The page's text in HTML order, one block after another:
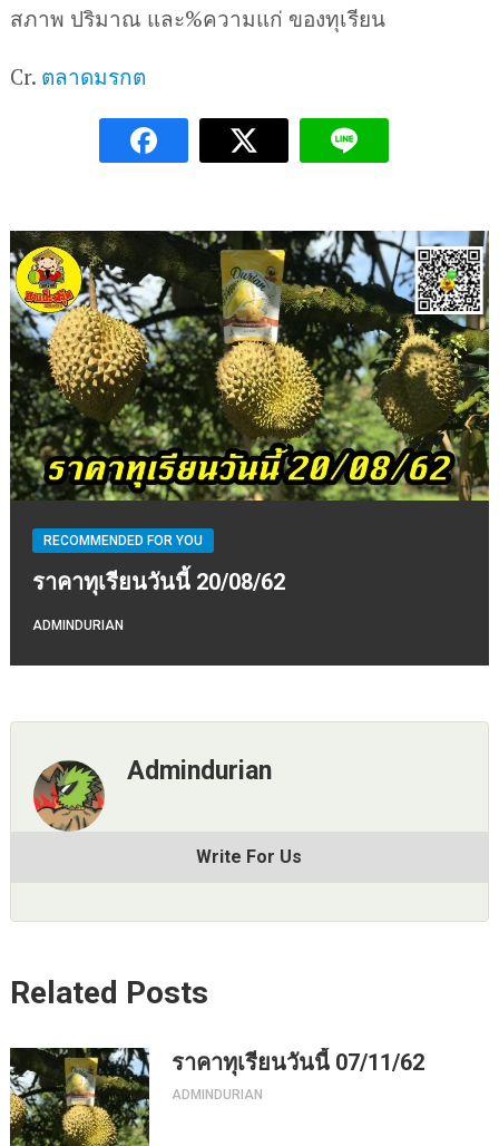
สภาพ ปริมาณ และ%ความแก่ ของทุเรียน
Cr. ตลาดมรกต
RECOMMENDED FOR YOU
ราคาทุเรียนวันนี้ 20/08/62
ADMINDURIAN
Admindurian
Write For Us
Related Posts
ราคาทุเรียนวันนี้ 07/11/62
ADMINDURIAN